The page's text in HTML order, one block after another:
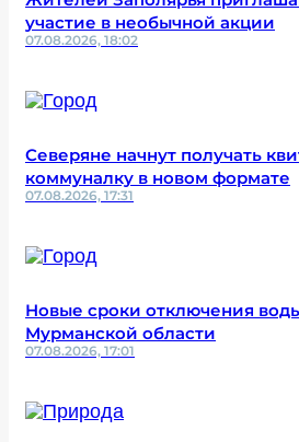
участие в необычной акции
07.08.2026, 18:02
Северяне начнут получать
коммуналку в новом формате
07.08.2026, 17:31
Новые сроки отключения
Мурманской области
07.08.2026, 17:01